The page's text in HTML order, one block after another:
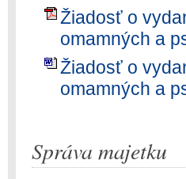
Žiadosť o
omamných a
Žiadosť o
omamných a
Správa majetku